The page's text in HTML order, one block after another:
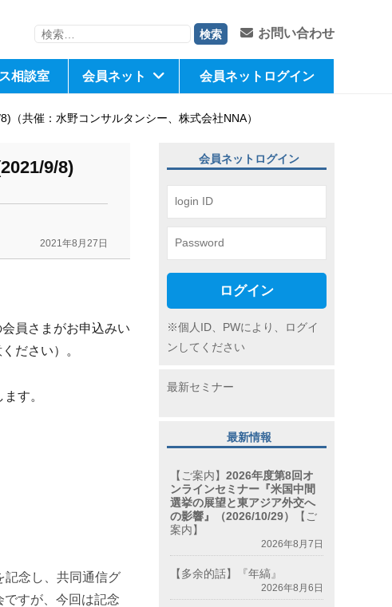
検
お問い合わせ
相談室 会員ネット 会員ネットログイン
（共催：水野コンサルタンシー、株式会社NNA）
9/8)
2021年8月27日
員さまがお申込みい
ださい）。
す。
記念し、共同通信グ
すが、今回は記念
会員ネットログイン
ログイン
※個人ID、PWにより、ログイ
ンしてください
最新セミナー
最新情報
【ご案内】2026年度第8回オ
ンラインセミナー『米国中間
選挙の展望と東アジア外交へ
の影響』（2026/10/29）
【ご
案内】
2026年8月7日
【多余的話】『年縞』
2026年8月6日